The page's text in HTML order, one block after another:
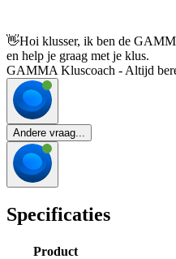
👋Hoi klusser, ik ben de
en help je graag met je klus.
GAMMA Kluscoach - Altijd
Andere vraag...
Specificaties
Product